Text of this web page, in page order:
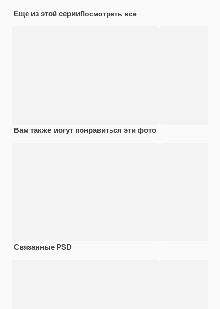
Еще из этой серииПосмотреть все
Вам также могут понравиться эти фото
Связанные PSD